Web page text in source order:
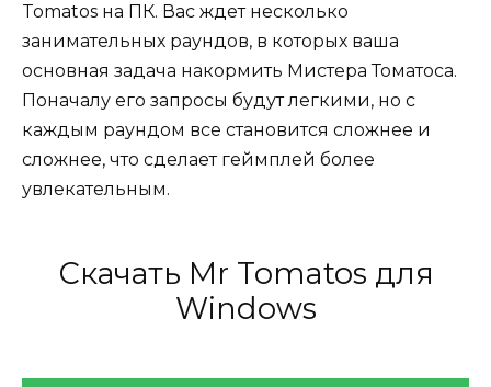
Tomatos на ПК. Вас ждет несколько
занимательных раундов, в которых ваша
основная задача накормить Мистера Томатоса.
Поначалу его запросы будут легкими, но с
каждым раундом все становится сложнее и
сложнее, что сделает геймплей более
увлекательным.
Скачать Mr Tomatos для
Windows